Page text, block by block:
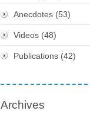
Anecdotes (53)
Videos (48)
Publications (42)
Archives